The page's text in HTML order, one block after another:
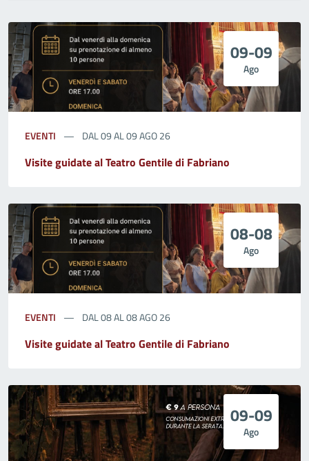
09-09
Ago
EVENTI DAL 09 AL 09 AGO 26
Visite guidate al Teatro Gentile di Fabriano
08-08
Ago
EVENTI DAL 08 AL 08 AGO 26
Visite guidate al Teatro Gentile di Fabriano
09-09
Ago